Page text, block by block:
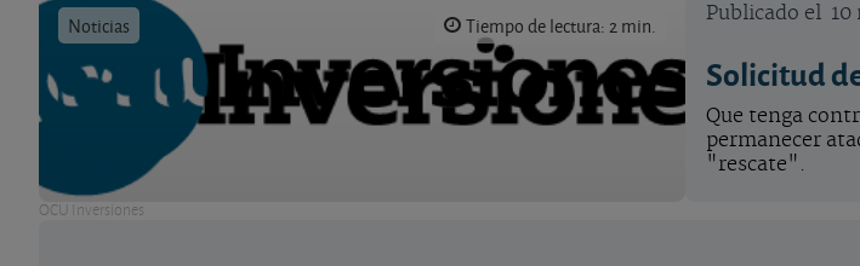
Noticias Tiempo de lectura: 2 min.
OCU Inversiones
Publicado el 10
Solicitud
Que tenga
permanecer
"rescate".